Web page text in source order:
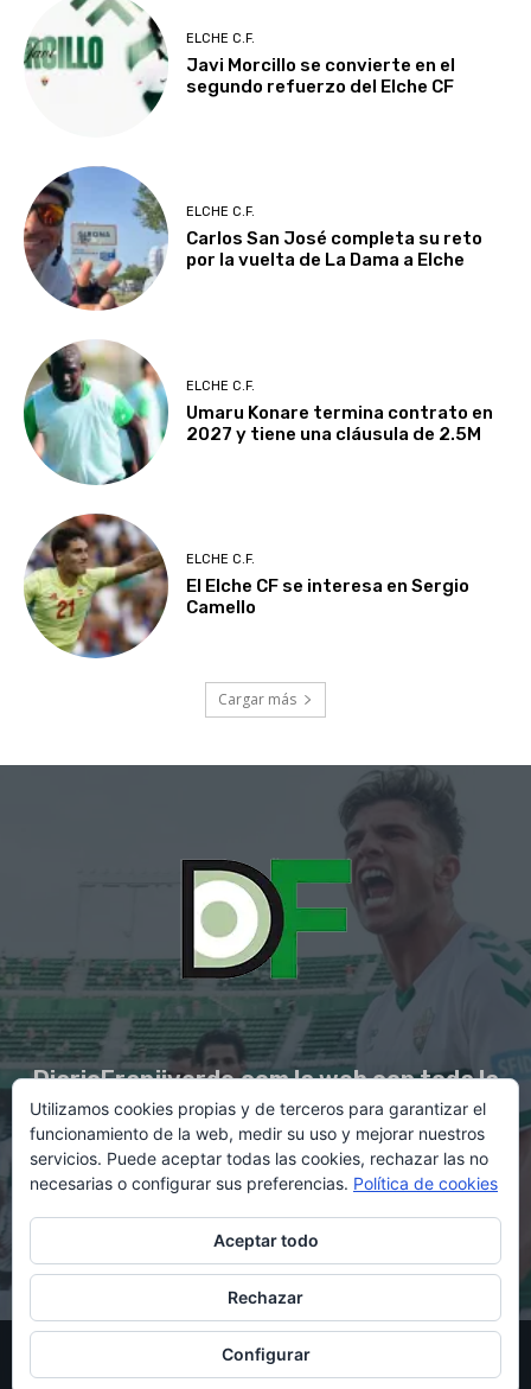
ELCHE C.F.
Javi Morcillo se convierte en el
segundo refuerzo del Elche CF
ELCHE C.F.
Carlos San José completa su reto
por la vuelta de La Dama a Elche
ELCHE C.F.
Umaru Konare termina contrato en
2027 y tiene una cláusula de 2.5M
ELCHE C.F.
El Elche CF se interesa en Sergio
Camello
Cargar más
DiarioFranjiverde.com la web con toda la
información del Elche C.F.
Contacto en:diario@franjiverde.com
© Copyright 2021 - Gestión y diseño por Rubén Maestre
Política de cookies Política de privacidad
Utilizamos cookies propias y de terceros para garantizar el
funcionamiento de la web, medir su uso y mejorar nuestros
servicios. Puede aceptar todas las cookies, rechazar las no
necesarias o configurar sus preferencias. Política de cookies
Aceptar todo
Rechazar
Configurar